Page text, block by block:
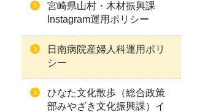
宮崎県山村・木材振興課
Instagram運用ポリシー
日南病院産婦人科運用ポリ
シー
ひなた文化散歩（総合政策
部みやざき文化振興課）イ